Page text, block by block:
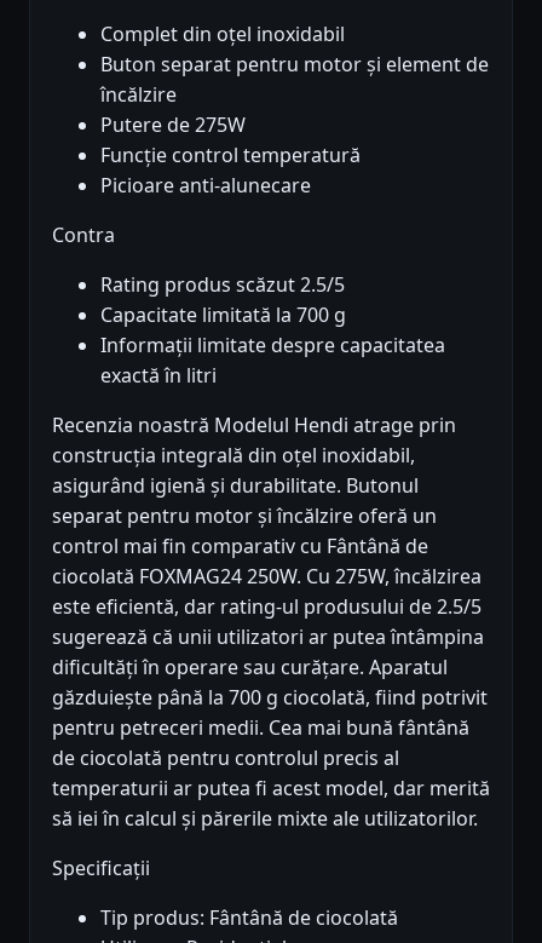
Complet din oțel inoxidabil
Buton separat pentru motor și element de
încălzire
Putere de 275W
Funcție control temperatură
Picioare anti-alunecare
Contra
Rating produs scăzut 2.5/5
Capacitate limitată la 700 g
Informații limitate despre capacitatea
exactă în litri
Recenzia noastră Modelul Hendi atrage prin
construcția integrală din oțel inoxidabil,
asigurând igienă și durabilitate. Butonul
separat pentru motor și încălzire oferă un
control mai fin comparativ cu Fântână de
ciocolată FOXMAG24 250W. Cu 275W, încălzirea
este eficientă, dar rating-ul produsului de 2.5/5
sugerează că unii utilizatori ar putea întâmpina
dificultăți în operare sau curățare. Aparatul
găzduiește până la 700 g ciocolată, fiind potrivit
pentru petreceri medii. Cea mai bună fântână
de ciocolată pentru controlul precis al
temperaturii ar putea fi acest model, dar merită
să iei în calcul și părerile mixte ale utilizatorilor.
Specificații
Tip produs: Fântână de ciocolată